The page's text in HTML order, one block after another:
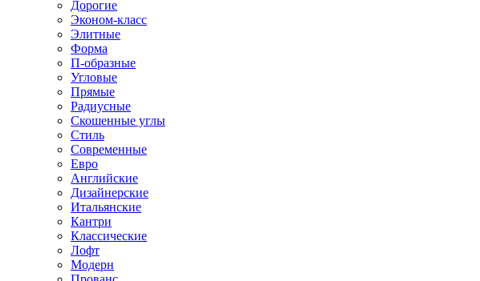
Дорогие
Эконом-класс
Элитные
Форма
П-образные
Угловые
Прямые
Радиусные
Скошенные углы
Стиль
Современные
Евро
Английские
Дизайнерские
Итальянские
Кантри
Классические
Лофт
Модерн